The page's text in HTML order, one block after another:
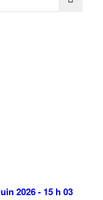
2026 - 15 h 03